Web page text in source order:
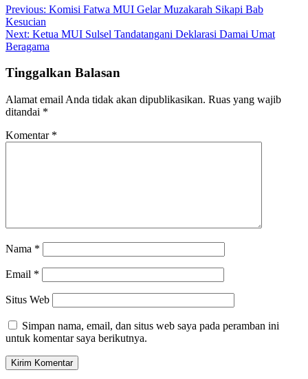
Previous: Komisi Fatwa MUI Gelar Muzakarah Sikapi Bab
Kesucian
Next: Ketua MUI Sulsel Tandatangani Deklarasi Damai Umat
Beragama
Tinggalkan Balasan
Alamat email Anda tidak akan dipublikasikan. Ruas yang wajib
ditandai *
Komentar *
Nama *
Email *
Situs Web
Simpan nama, email, dan situs web saya pada peramban ini
untuk komentar saya berikutnya.